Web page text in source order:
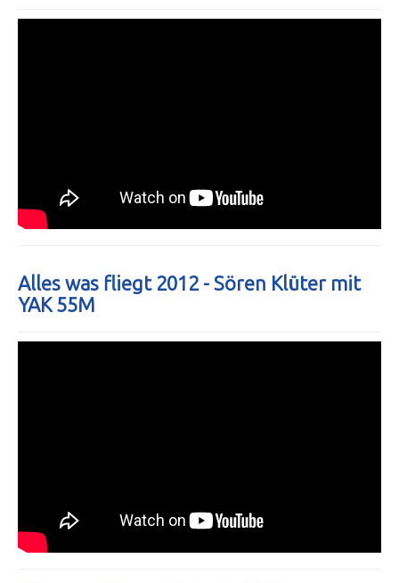
Alles was fliegt 2012 - Sören Klüter mit
YAK 55M